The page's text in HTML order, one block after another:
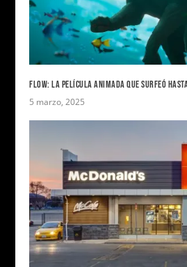
FLOW: LA PELÍCULA ANIMADA QUE SURFEÓ
5 marzo, 2025